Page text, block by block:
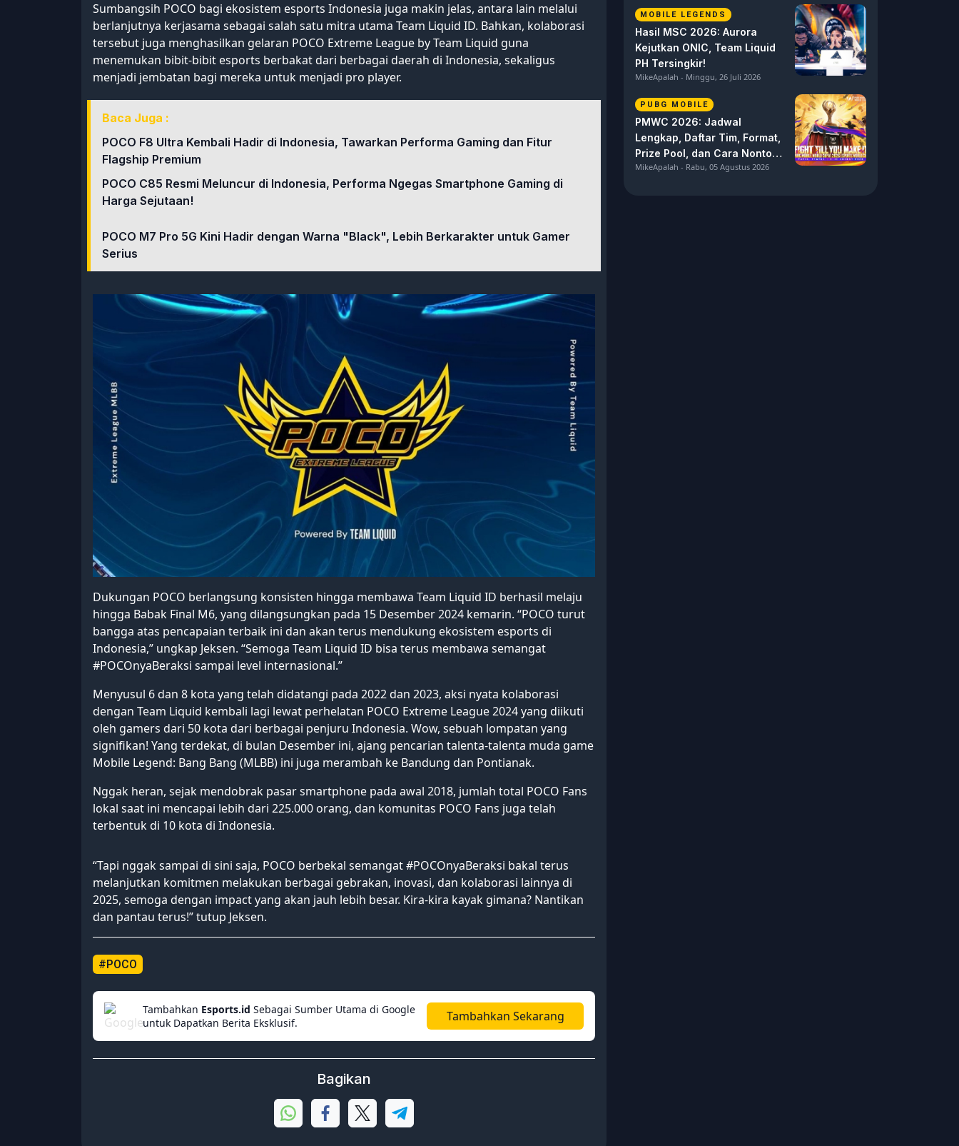
Sumbangsih POCO bagi ekosistem esports Indonesia juga makin jelas, antara lain melalui
berlanjutnya kerjasama sebagai salah satu mitra utama Team Liquid ID. Bahkan, kolaborasi
tersebut juga menghasilkan gelaran POCO Extreme League by Team Liquid guna
menemukan bibit-bibit esports berbakat dari berbagai daerah di Indonesia, sekaligus
menjadi jembatan bagi mereka untuk menjadi pro player.
Baca Juga :
POCO F8 Ultra Kembali Hadir di Indonesia, Tawarkan Performa Gaming dan Fitur
Flagship Premium
POCO C85 Resmi Meluncur di Indonesia, Performa Ngegas Smartphone Gaming di
Harga Sejutaan!
POCO M7 Pro 5G Kini Hadir dengan Warna "Black", Lebih Berkarakter untuk Gamer
Serius
Dukungan POCO berlangsung konsisten hingga membawa Team Liquid ID berhasil melaju
hingga Babak Final M6, yang dilangsungkan pada 15 Desember 2024 kemarin. “POCO turut
bangga atas pencapaian terbaik ini dan akan terus mendukung ekosistem esports di
Indonesia,” ungkap Jeksen. “Semoga Team Liquid ID bisa terus membawa semangat
#POCOnyaBeraksi sampai level internasional.”
Menyusul 6 dan 8 kota yang telah didatangi pada 2022 dan 2023, aksi nyata kolaborasi
dengan Team Liquid kembali lagi lewat perhelatan POCO Extreme League 2024 yang diikuti
oleh gamers dari 50 kota dari berbagai penjuru Indonesia. Wow, sebuah lompatan yang
signifikan! Yang terdekat, di bulan Desember ini, ajang pencarian talenta-talenta muda game
Mobile Legend: Bang Bang (MLBB) ini juga merambah ke Bandung dan Pontianak.
Nggak heran, sejak mendobrak pasar smartphone pada awal 2018, jumlah total POCO Fans
lokal saat ini mencapai lebih dari 225.000 orang, dan komunitas POCO Fans juga telah
terbentuk di 10 kota di Indonesia.
“Tapi nggak sampai di sini saja, POCO berbekal semangat #POCOnyaBeraksi bakal terus
melanjutkan komitmen melakukan berbagai gebrakan, inovasi, dan kolaborasi lainnya di
2025, semoga dengan impact yang akan jauh lebih besar. Kira-kira kayak gimana? Nantikan
dan pantau terus!” tutup Jeksen.
#POCO
Tambahkan Esports.id Sebagai Sumber Utama di Google
untuk Dapatkan Berita Eksklusif.
Tambahkan Sekarang
Bagikan
MOBILE LEGENDS
Hasil MSC 2026: Aurora
Kejutkan ONIC, Team Liquid
PH Tersingkir!
MikeApalah - Minggu, 26 Juli 2026
PUBG MOBILE
PMWC 2026: Jadwal
Lengkap, Daftar Tim, Format,
Prize Pool, dan Cara Nonton
PUBG MOBILE World Cup
MikeApalah - Rabu, 05 Agustus 2026